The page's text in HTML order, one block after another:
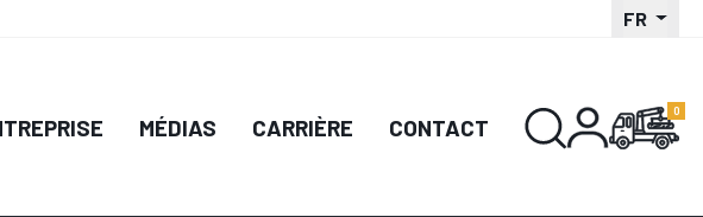
FR
MÉDIAS CARRIÈRE CONTACT